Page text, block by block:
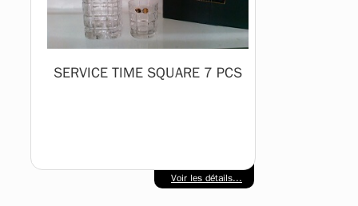
SERVICE TIME SQUARE 7 PCS
Voir les détails...